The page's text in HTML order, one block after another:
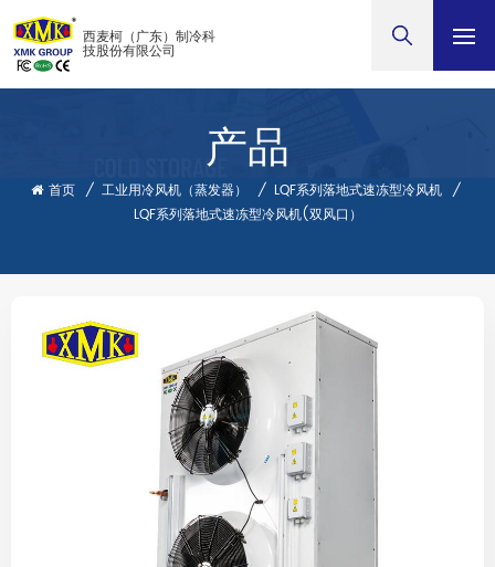
西麦柯（广东）制冷科
技股份有限公司
产品
首页 / 工业用冷风机（蒸发器） / LQF系列落地式速冻型冷风机 /
LQF系列落地式速冻型冷风机(双风口）